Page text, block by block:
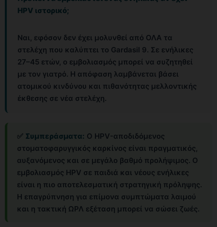
HPV ιστορικό;
Ναι, εφόσον δεν έχει μολυνθεί από ΟΛΑ τα
στελέχη που καλύπτει το Gardasil 9. Σε ενήλικες
27–45 ετών, ο εμβολιασμός μπορεί να συζητηθεί
με τον γιατρό. Η απόφαση λαμβάνεται βάσει
ατομικού κινδύνου και πιθανότητας μελλοντικής
έκθεσης σε νέα στελέχη.
✅ Συμπεράσματα: Ο HPV-αποδιδόμενος
στοματοφαρυγγικός καρκίνος είναι πραγματικός,
αυξανόμενος και σε μεγάλο βαθμό προλήψιμος. Ο
εμβολιασμός HPV σε παιδιά και νέους ενήλικες
είναι η πιο αποτελεσματική στρατηγική πρόληψης.
Η επαγρύπνηση για επίμονα συμπτώματα λαιμού
και η τακτική ΩΡΛ εξέταση μπορεί να σώσει ζωές.